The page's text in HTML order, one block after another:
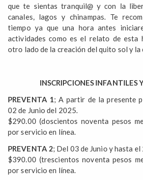
que te sientas tranquil@ y con la
canales, lagos y chinampas. Te
tiempo ya que una hora antes
actividades como es el relato de esta
otro lado de la creación del quito sol y la
INSCRIPCIONES INFANTILES
PREVENTA 1; A partir de la presente
02 de Junio del 2025.
$290.00 (doscientos noventa pesos
por servicio en línea.
PREVENTA 2; Del 03 de Junio y hasta
$390.00 (trescientos noventa pesos
por servicio en línea.